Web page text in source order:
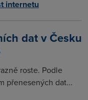
internetu
dat v Česku
roste. Podle
přenesených dat...